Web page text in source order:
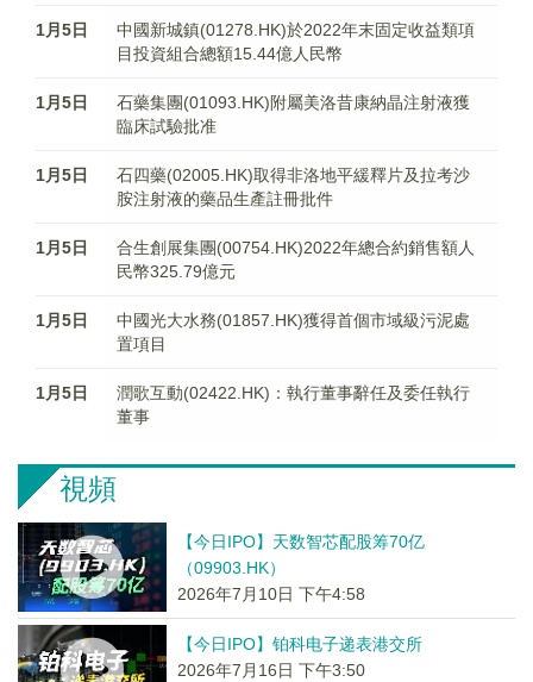
1月5日
中國新城鎮(01278.HK)於2022年末固定收益類項
目投資組合總額15.44億人民幣
1月5日
石藥集團(01093.HK)附屬美洛昔康納晶注射液獲
臨床試驗批准
1月5日
石四藥(02005.HK)取得非洛地平緩釋片及拉考沙
胺注射液的藥品生產註冊批件
1月5日
合生創展集團(00754.HK)2022年總合約銷售額人
民幣325.79億元
1月5日
中國光大水務(01857.HK)獲得首個市域級污泥處
置項目
1月5日
潤歌互動(02422.HK)：執行董事辭任及委任執行
董事
視頻
【今日IPO】天数智芯配股筹70亿
（09903.HK）
2026年7月10日 下午4:58
【今日IPO】铂科电子递表港交所
2026年7月16日 下午3:50